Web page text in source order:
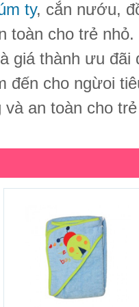
ty, cắn nướu,
toàn cho trẻ nhỏ.
giá thành ưu
đến cho ngừoi
an toàn cho